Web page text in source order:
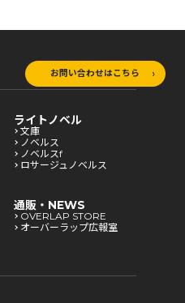
お問い合わせはこちら
ライトノベル
文庫
ノベルス
ノベルスf
ロサージュノベルス
通販・NEWS
OVERLAP STORE
オーバーラップ広報室